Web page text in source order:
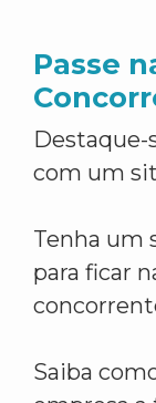
Passe
Destaque-
com um
Tenha um
para ficar
Saiba